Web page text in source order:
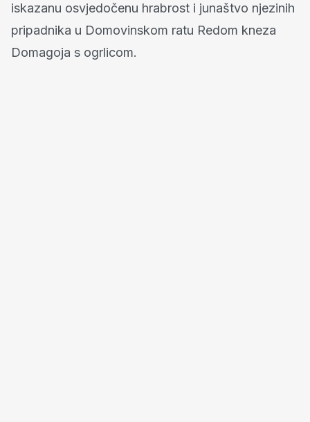
iskazanu osvjedočenu hrabrost i junaštvo njezinih
pripadnika u Domovinskom ratu Redom kneza
Domagoja s ogrlicom.